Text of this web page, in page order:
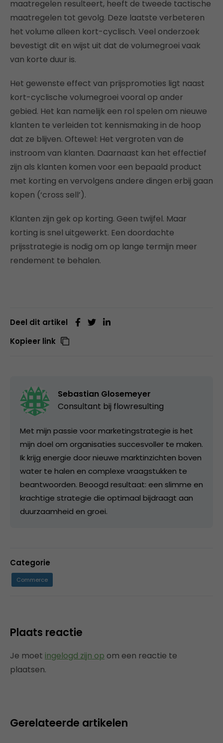
maatregelen resulteert, heeft de tweede tactische
maatregelen tot gevolg. Deze laatste verbeteren
het volume alleen kort-cyclisch. Veel onderzoek
bevestigt dit en wijst uit dat de volumegroei vaak
van korte duur is.
Het gewenste effect van prijspromoties ligt naast
kort-cyclische volumegroei vooral op ander
gebied. Het kan namelijk een rol spelen om nieuwe
klanten te verleiden tot kennismaking in de hoop
dat ze blijven. Oftewel: Het vergroten van de
instroom van klanten. Daarnaast kan het effectief
zijn als klanten komen voor een bepaald product
met korting en vervolgens andere dingen erbij gaan
kopen (‘cross sell’).
Klanten zijn gek op korting. Geen twijfel. Maar
korting is snel uitgewerkt. Een doordachte
prijsstrategie is nodig om op lange termijn meer
rendement te behalen.
Deel dit artikel
Kopieer link
Sebastian Glosemeyer
Consultant bij flowresulting
Met mijn passie voor marketingstrategie is het
mijn doel om organisaties succesvoller te maken.
Ik krijg energie door nieuwe marktinzichten boven
water te halen en complexe vraagstukken te
beantwoorden. Beoogd resultaat: een slimme en
krachtige strategie die optimaal bijdraagt aan
duurzaamheid en groei.
Categorie
Commerce
Plaats reactie
Je moet ingelogd zijn op om een reactie te
plaatsen.
Gerelateerde artikelen